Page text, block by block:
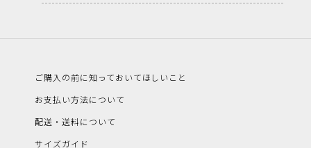
ご購入の前に知っておいてほしいこと
お支払い方法について
配送・送料について
サイズガイド